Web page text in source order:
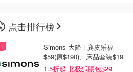
点击排行榜
Simons 大降 | 麂皮乐福
$59(原$190)、床品套装$19
1.5折起 北极狐腰包$29